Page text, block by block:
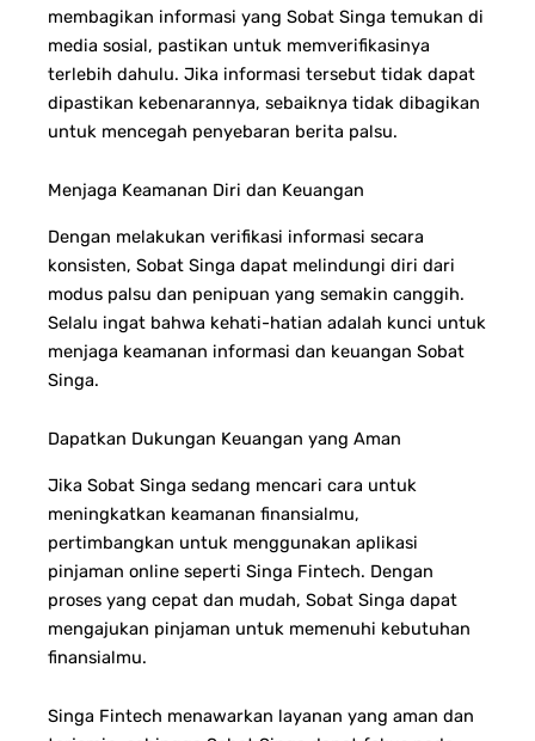
membagikan informasi yang Sobat Singa temukan di
media sosial, pastikan untuk memverifikasinya
terlebih dahulu. Jika informasi tersebut tidak dapat
dipastikan kebenarannya, sebaiknya tidak dibagikan
untuk mencegah penyebaran berita palsu.
Menjaga Keamanan Diri dan Keuangan
Dengan melakukan verifikasi informasi secara
konsisten, Sobat Singa dapat melindungi diri dari
modus palsu dan penipuan yang semakin canggih.
Selalu ingat bahwa kehati-hatian adalah kunci untuk
menjaga keamanan informasi dan keuangan Sobat
Singa.
Dapatkan Dukungan Keuangan yang Aman
Jika Sobat Singa sedang mencari cara untuk
meningkatkan keamanan finansialmu,
pertimbangkan untuk menggunakan aplikasi
pinjaman online seperti Singa Fintech. Dengan
proses yang cepat dan mudah, Sobat Singa dapat
mengajukan pinjaman untuk memenuhi kebutuhan
finansialmu.
Singa Fintech menawarkan layanan yang aman dan